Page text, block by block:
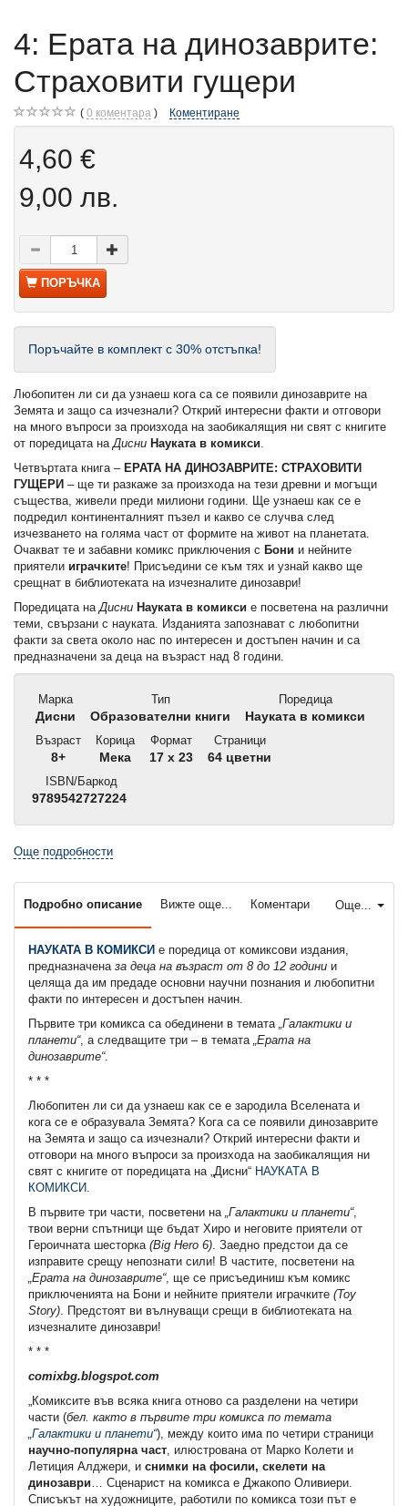
4: Ерата на динозаврите:
Страховити гущери
0 коментара Коментиране
4,60 €
9,00 лв.
ПОРЪЧКА
Поръчайте в комплект с 30% отстъпка!
Любопитен ли си да узнаеш кога са се появили динозаврите на
Земята и защо са изчезнали? Открий интересни факти и отговори
на много въпроси за произхода на заобикалящия ни свят с книгите
от поредицата наДисни Науката в комикси.
Четвъртата книга – ЕРАТА НА ДИНОЗАВРИТЕ: СТРАХОВИТИ
ГУЩЕРИ – ще ти разкаже за произхода на тези древни и могъщи
същества, живели преди милиони години. Ще узнаеш как се е
подредил континенталният пъзел и какво се случва след
изчезването на голяма част от формите на живот на планетата.
Очакват те и забавни комикс приключения с Бони и нейните
приятели играчките! Присъедини се към тях и узнай какво ще
срещнат в библиотеката на изчезналите динозаври!
Поредицата наДисни Науката в комикси е посветена на различни
теми, свързани с науката. Изданията запознават с любопитни
факти за света около нас по интересен и достъпен начин и са
предназначени за деца на възраст над 8 години.
Марка
Дисни
Тип
Образователни книги
Поредица
Науката в комикси
Възраст
8+
Корица
Мека
Формат
17 x 23
Страници
64 цветни
ISBN/Баркод
9789542727224
Още подробности
Още...
Подробно описание Вижте още... Коментари
НАУКАТА В КОМИКСИ е поредица от комиксови издания,
предназначена за деца на възраст от 8 до 12 години и
целяща да им предаде основни научни познания и любопитни
факти по интересен и достъпен начин.
Първите три комикса са обединени в темата „Галактики и
планети“, а следващите три – в темата „Ерата на
динозаврите“.
* * *
Любопитен ли си да узнаеш как се е зародила Вселената и
кога се е образувала Земята? Кога са се появили динозаврите
на Земята и защо са изчезнали? Открий интересни факти и
отговори на много въпроси за произхода на заобикалящия ни
свят с книгите от поредицата на „Дисни“ НАУКАТА В
КОМИКСИ.
В първите три части, посветени на „Галактики и планети“,
твои верни спътници ще бъдат Хиро и неговите приятели от
Героичната шесторка (Big Hero 6). Заедно предстои да се
изправите срещу непознати сили! В частите, посветени на
„Ерата на динозаврите“, ще се присъединиш към комикс
приключенията на Бони и нейните приятели играчките (Toy
Story). Предстоят ви вълнуващи срещи в библиотеката на
изчезналите динозаври!
* * *
comixbg.blogspot.com
„Комиксите във всяка книга отново са разделени на четири
части (бел. както в първите три комикса по темата
„Галактики и планети“), между които има по четири страници
научно-популярна част, илюстрована от Марко Колети и
Летиция Алджери, и снимки на фосили, скелети на
динозаври… Сценарист на комикса е Джакопо Оливиери.
Списъкът на художниците, работили по комикса този път е